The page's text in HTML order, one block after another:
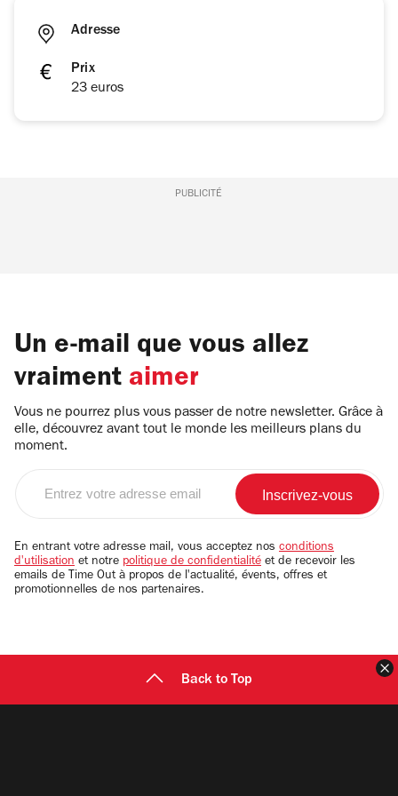
Adresse
Prix
23 euros
PUBLICITÉ
Un e-mail que vous allez
vraiment aimer
Vous ne pourrez plus vous passer de notre newsletter. Grâce à
elle, découvrez avant tout le monde les meilleurs plans du
moment.
email
En entrant votre adresse mail, vous acceptez nos conditions
d'utilisation et notre politique de confidentialité et de recevoir les
emails de Time Out à propos de l'actualité, évents, offres et
promotionnelles de nos partenaires.
Back to Top